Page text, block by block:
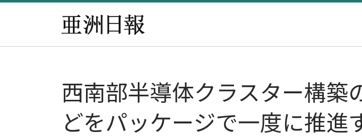
西南部半導体クラスター構
どをパッケージで一度に推進